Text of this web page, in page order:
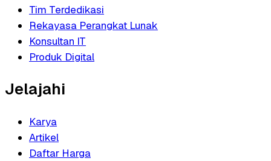
Tim Terdedikasi
Rekayasa Perangkat Lunak
Konsultan IT
Produk Digital
Jelajahi
Karya
Artikel
Daftar Harga